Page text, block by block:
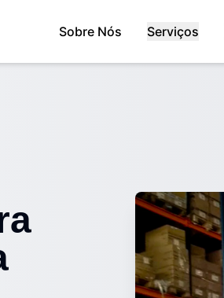
Sobre Nós Serviços